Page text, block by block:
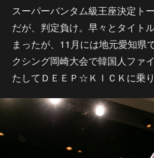
スーパーバンタム級王座決定ト
だが、判定負け。早々とタイト
まったが、11月には地元愛知県
クシング岡崎大会で韓国人ファ
たしてＤＥＥＰ☆ＫＩＣＫに乗り